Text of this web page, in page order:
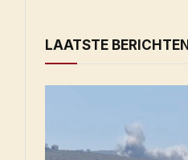
LAATSTE BERICHTEN